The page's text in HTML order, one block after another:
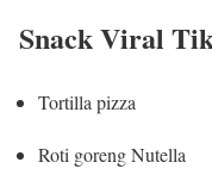
Snack Viral
Tortilla pizza
Roti goreng Nutella